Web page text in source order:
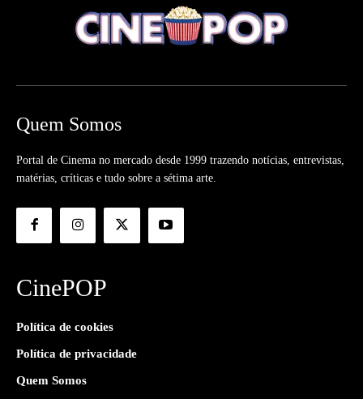
Quem Somos
Portal de Cinema no mercado desde 1999 trazendo notícias, entrevistas,
matérias, críticas e tudo sobre a sétima arte.
CinePOP
Política de cookies
Política de privacidade
Quem Somos